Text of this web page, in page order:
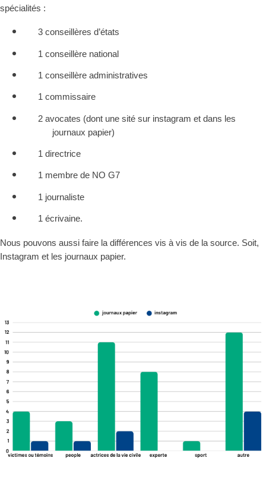
spécialités :
3 conseillères d’états
1 conseillère national
1 conseillère administratives
1 commissaire
2 avocates (dont une sité sur instagram et dans les
journaux papier)
1 directrice
1 membre de NO G7
1 journaliste
1 écrivaine.
Nous pouvons aussi faire la différences vis à vis de la source. Soit,
Instagram et les journaux papier.